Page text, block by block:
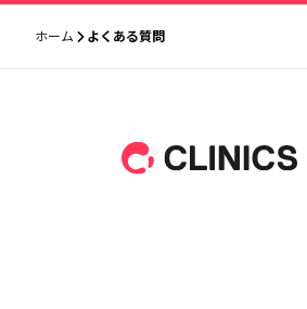
ホーム よくある質問
フッター